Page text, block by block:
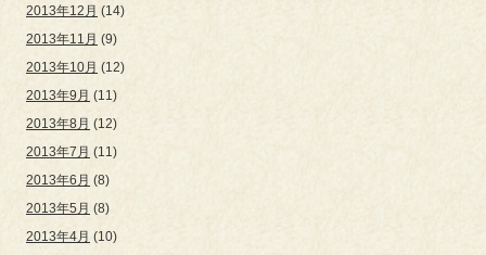
2013年12月 (14)
2013年11月 (9)
2013年10月 (12)
2013年9月 (11)
2013年8月 (12)
2013年7月 (11)
2013年6月 (8)
2013年5月 (8)
2013年4月 (10)